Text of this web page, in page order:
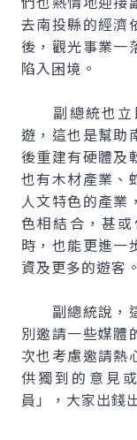
去南投縣的經濟
後，觀光事業一
陷入困境。
副總統也立
遊，這也是幫助
後重建有硬體及
也有木材產業、
人文特色的產業
色相結合，甚
時，也能更進一
資及更多的遊客。
副總統說，這
別邀請一些媒體
次也考慮邀請熱
供獨到的意見
員」，大家出錢